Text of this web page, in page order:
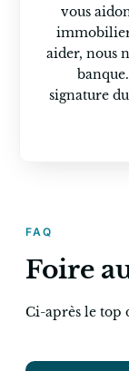
vous
aider, nous
signature
FAQ
Foire
Ci-après le top